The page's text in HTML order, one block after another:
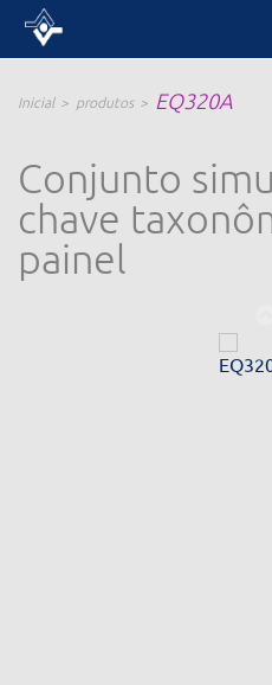
Inicial produtos EQ320A
Conjunto
chave
painel